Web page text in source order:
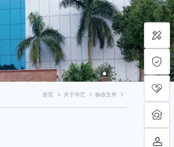
首页 关于华艺 验收文件